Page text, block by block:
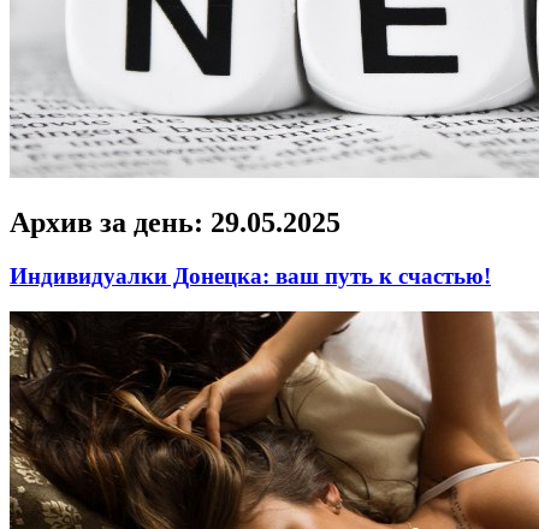
Архив за день: 29.05.2025
Индивидуалки Донецка: ваш путь к счастью!